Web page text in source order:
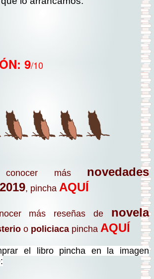
9/10
más novedades
, pincha AQUÍ
más reseñas de novela
o policiaca pincha AQUÍ
el libro pincha en la imagen